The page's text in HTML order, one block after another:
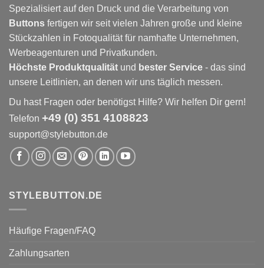
Spezialisiert auf den Druck und die Verarbeitung von
Buttons fertigen wir seit vielen Jahren große und kleine
Stückzahlen in Fotoqualität für namhafte Unternehmen,
Werbeagenturen und Privatkunden.
Höchste Produktqualität und bester Service - das sind
unsere Leitlinien, an denen wir uns täglich messen.
Du hast Fragen oder benötigst Hilfe? Wir helfen Dir gern!
Telefon +49 (0) 351 4108823
support@stylebutton.de
STYLEBUTTON.DE
Häufige Fragen/FAQ
Zahlungsarten